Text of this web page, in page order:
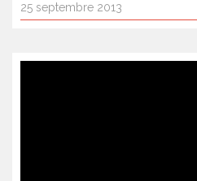
25 septembre 2013